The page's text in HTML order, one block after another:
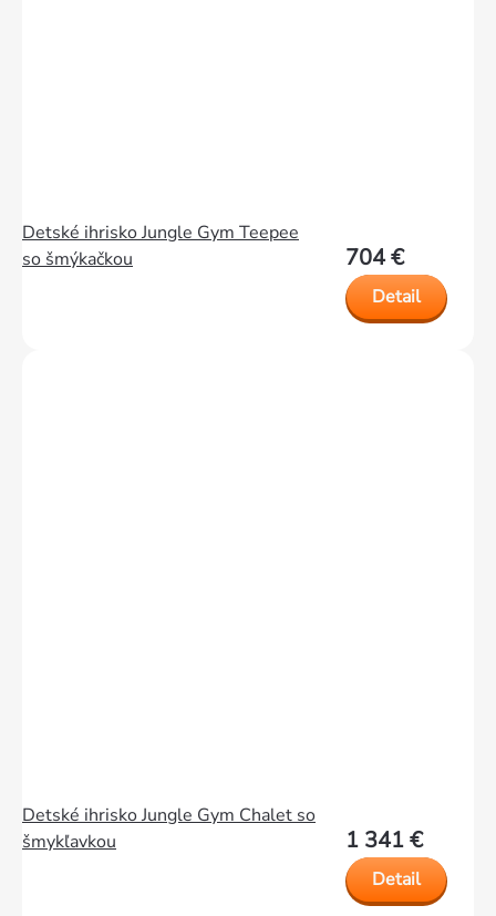
Detské ihrisko Jungle Gym Teepee
so šmýkačkou
704 €
Detail
Detské ihrisko Jungle Gym Chalet so
šmykľavkou
1 341 €
Detail